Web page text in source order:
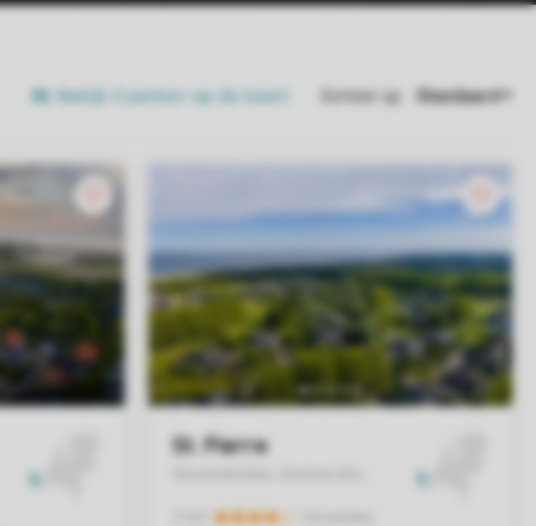
Bekijk 3 parken op de kaart Sorteer op: